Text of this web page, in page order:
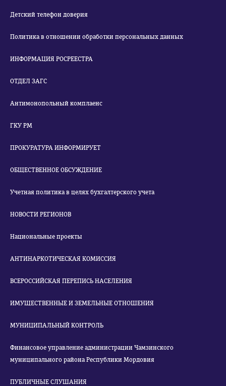
Детский телефон доверия
Политика в отношении обработки персональных данных
ИНФОРМАЦИЯ РОСРЕЕСТРА
ОТДЕЛ ЗАГС
Антимонопольный комплаенс
ГКУ РМ
ПРОКУРАТУРА ИНФОРМИРУЕТ
ОБЩЕСТВЕННОЕ ОБСУЖДЕНИЕ
Учетная политика в целях бухгалтерского учета
НОВОСТИ РЕГИОНОВ
Национальные проекты
АНТИНАРКОТИЧЕСКАЯ КОМИССИЯ
ВСЕРОССИЙСКАЯ ПЕРЕПИСЬ НАСЕЛЕНИЯ
ИМУЩЕСТВЕННЫЕ И ЗЕМЕЛЬНЫЕ ОТНОШЕНИЯ
МУНИЦИПАЛЬНЫЙ КОНТРОЛЬ
Финансовое управление администрации Чамзинского
муниципального района Республики Мордовия
ПУБЛИЧНЫЕ СЛУШАНИЯ